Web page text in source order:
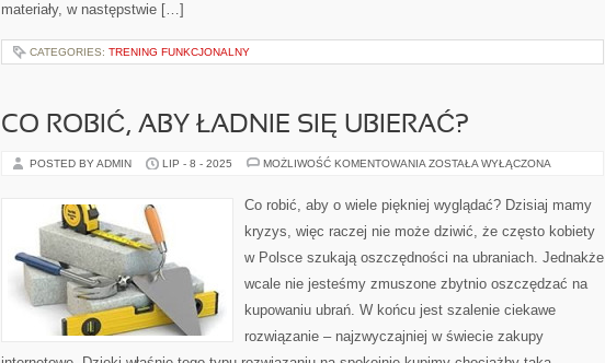
materiały, w następstwie […]
CATEGORIES: TRENING FUNKCJONALNY
CO ROBIĆ, ABY ŁADNIE SIĘ UBIERAĆ?
POSTED BY ADMIN LIP - 8 - 2025 MOŻLIWOŚĆ KOMENTOWANIA CO
ŁADNIE
SIĘ
ZOSTAŁA WYŁĄCZONA
Co robić, aby o wiele piękniej wyglądać? Dzisiaj mamy
kryzys, więc raczej nie może dziwić, że często kobiety
w Polsce szukają oszczędności na ubraniach. Jednakże
wcale nie jesteśmy zmuszone zbytnio oszczędzać na
kupowaniu ubrań. W końcu jest szalenie ciekawe
rozwiązanie – najzwyczajniej w świecie zakupy